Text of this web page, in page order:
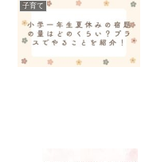
子育て